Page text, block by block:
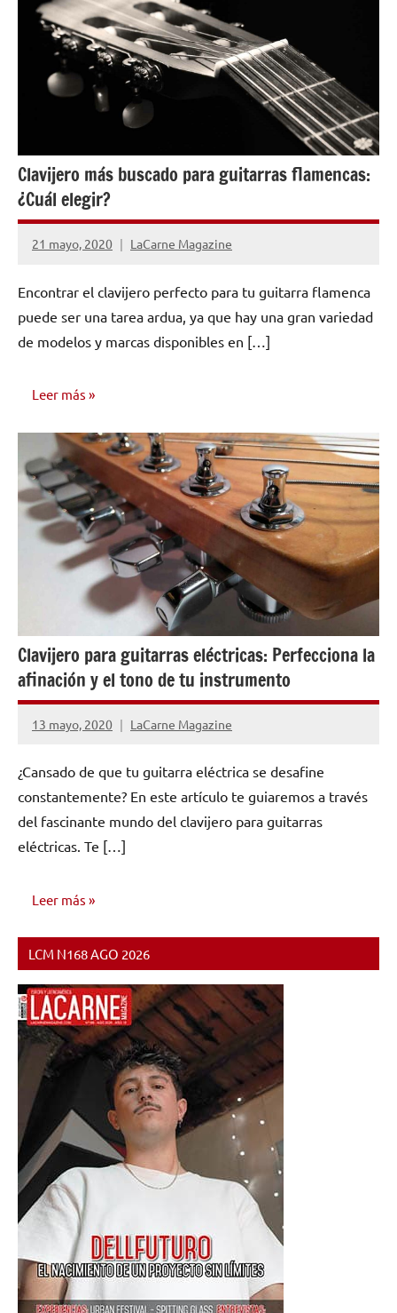
MUSICAL
Clavijero más buscado para guitarras flamencas:
¿Cuál elegir?
21 mayo, 2020 LaCarne Magazine
No
comentarios
Encontrar el clavijero perfecto para tu guitarra flamenca
puede ser una tarea ardua, ya que hay una gran variedad
de modelos y marcas disponibles en […]
Leer más
INVESTIGACIÓN
MUSICAL
Clavijero para guitarras eléctricas: Perfecciona la
afinación y el tono de tu instrumento
13 mayo, 2020 LaCarne Magazine
No
comentarios
¿Cansado de que tu guitarra eléctrica se desafine
constantemente? En este artículo te guiaremos a través
del fascinante mundo del clavijero para guitarras
eléctricas. Te […]
Leer más
INVESTIGACIÓN
MUSICAL
LCM N168 AGO 2026